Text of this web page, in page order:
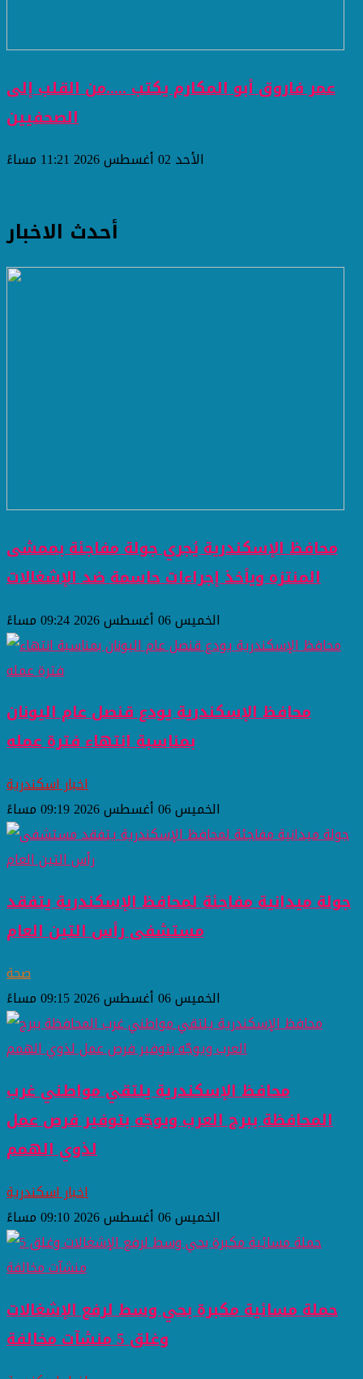
عمر فاروق أبو المكارم يكتب .....من القلب إلى
الصحفيين
الأحد 02 أغسطس 2026 11:21 مساءً
أحدث الاخبار
محافظ الإسكندرية يُجري جولة مفاجئة بممشى
المنتزه ويأخذ إجراءات حاسمة ضد الإشغالات
الخميس 06 أغسطس 2026 09:24 مساءً
محافظ الإسكندرية يودع قنصل عام اليونان
بمناسبة انتهاء فترة عمله
اخبار اسكندرية
الخميس 06 أغسطس 2026 09:19 مساءً
جولة ميدانية مفاجئة لمحافظ الإسكندرية يتفقد
مستشفى رأس التين العام
صحة
الخميس 06 أغسطس 2026 09:15 مساءً
محافظ الإسكندرية يلتقي مواطني غرب
المحافظة ببرج العرب ويوجّه بتوفير فرص عمل
لذوي الهمم
اخبار اسكندرية
الخميس 06 أغسطس 2026 09:10 مساءً
حملة مسائية مكبرة بحي وسط لرفع الإشغالات
وغلق 5 منشآت مخالفة